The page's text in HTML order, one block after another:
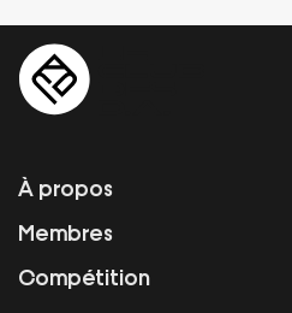
À propos
Membres
Compétition